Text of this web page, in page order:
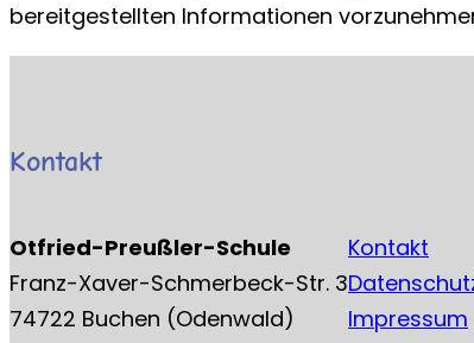
bereitgestellten Informationen
Kontakt
Otfried-Preußler-Schule
Franz-Xaver-Schmerbeck-Str. 3
74722 Buchen (Odenwald)
Kontakt
Impressum